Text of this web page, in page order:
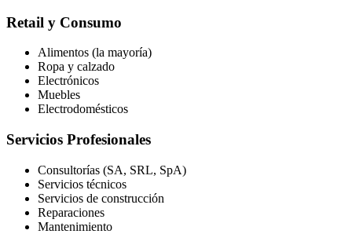
Retail y Consumo
Alimentos (la mayoría)
Ropa y calzado
Electrónicos
Muebles
Electrodomésticos
Servicios Profesionales
Consultorías (SA, SRL, SpA)
Servicios técnicos
Servicios de construcción
Reparaciones
Mantenimiento